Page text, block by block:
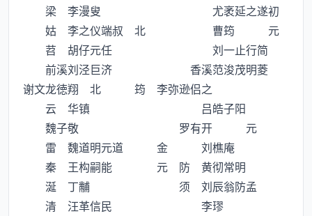
梁 李漫叟 尤袤延之遂初
姑 李之仪端叔 北 曹筠 元
苕 胡仔元任 刘一止行简
前溪刘泾巨济 香溪范浚茂明菱
谢文龙徳翔 北 筠 李弥逊侣之
云 华镇 吕皓子阳
魏子敬 罗有开 元
雷 魏道明元道 金 刘樵庵
秦 王构嗣能 元 防 黄彻常明
涎 丁黼 须 刘辰翁防孟
清 汪革信民 李璆